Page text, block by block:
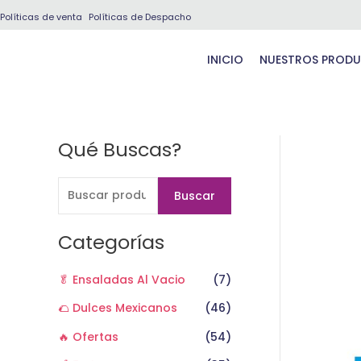
al
Políticas de venta Políticas de Despacho
INICIO NUESTROS
Qué Buscas?
B
c
a
p
o
Buscar
Categorías
🥬 Ensaladas Al Vacio
(7)
🌮 Dulces Mexicanos
(46)
🔥 Ofertas
(54)